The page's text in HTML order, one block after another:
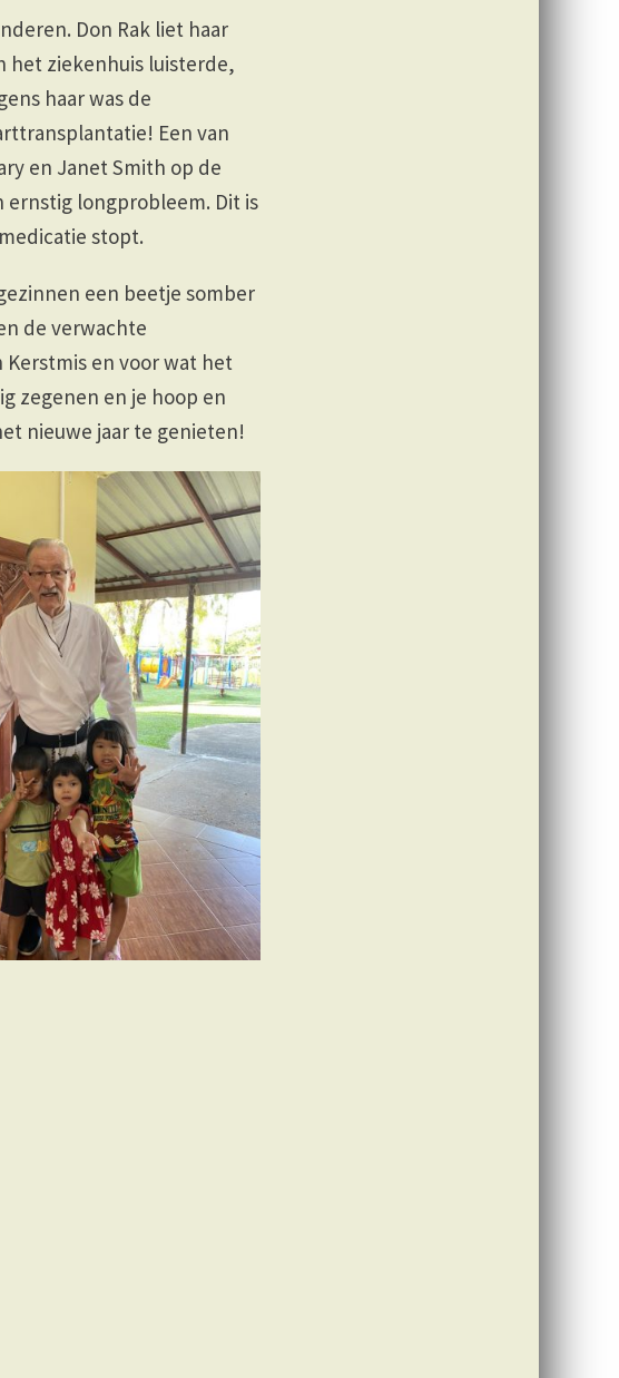
Don Rak liet haar
het ziekenhuis luisterde,
haar was de
Een van
en Janet Smith op de
longprobleem. Dit is
stopt.
een beetje somber
de verwachte
en voor wat het
zegenen en je hoop en
nieuwe jaar te genieten!